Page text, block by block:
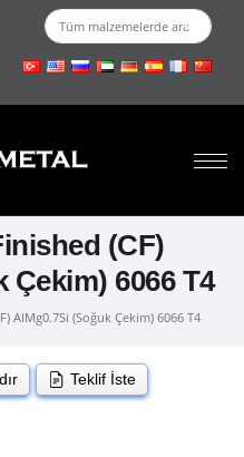
(CF)
Çekim) 6066 T4
AlMg0.7Si (Soğuk Çekim) 6066 T4
Teklif İste